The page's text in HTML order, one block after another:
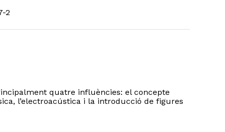
2
quatre influències: el concepte
l’electroacústica i la introducció de figures